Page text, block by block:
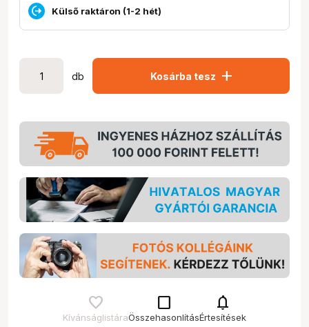
Külső raktáron (1-2 hét)
db Kosárba tesz add
Kívánságlistára
check_box_outline_blank
Összehasonlítás
notifications
Értesítések